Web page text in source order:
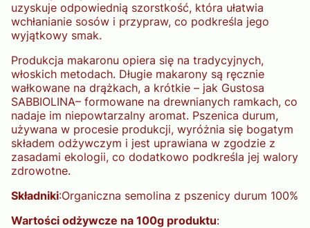
uzyskuje odpowiednią szorstkość, która ułatwia
wchłanianie sosów i przypraw, co podkreśla jego
wyjątkowy smak.
Produkcja makaronu opiera się na tradycyjnych,
włoskich metodach. Długie makarony są ręcznie
wałkowane na drążkach, a krótkie – jak Gustosa
SABBIOLINA– formowane na drewnianych ramkach, co
nadaje im niepowtarzalny aromat. Pszenica durum,
używana w procesie produkcji, wyróżnia się bogatym
składem odżywczym i jest uprawiana w zgodzie z
zasadami ekologii, co dodatkowo podkreśla jej walory
zdrowotne.
Składniki:Organiczna semolina z pszenicy durum 100%
Wartości odżywcze na 100g produktu: